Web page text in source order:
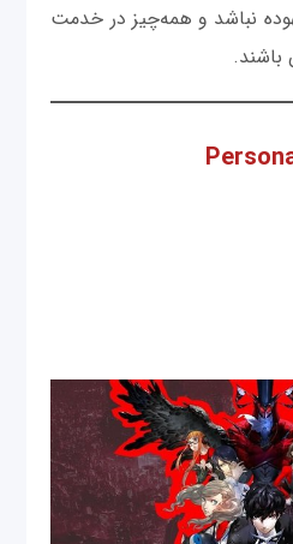
نباشد و همه‌چیز در خدمت